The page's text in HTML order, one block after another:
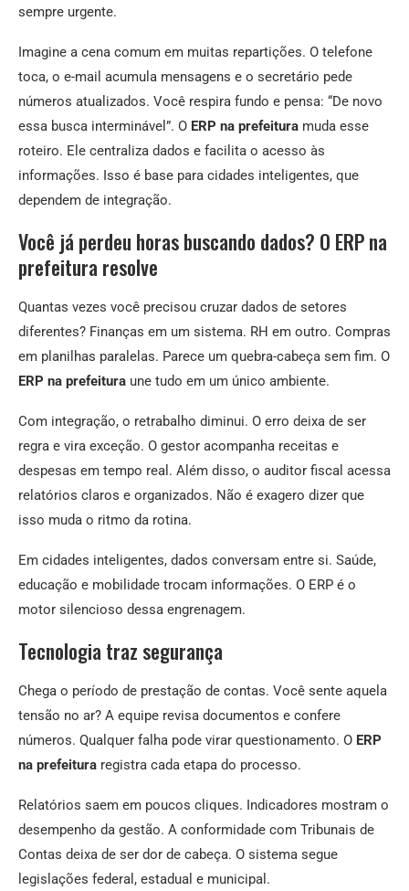
sempre urgente.
Imagine a cena comum em muitas repartições. O telefone
toca, o e-mail acumula mensagens e o secretário pede
números atualizados. Você respira fundo e pensa: “De novo
essa busca interminável”. O ERP na prefeitura muda esse
roteiro. Ele centraliza dados e facilita o acesso às
informações. Isso é base para cidades inteligentes, que
dependem de integração.
Você já perdeu horas buscando dados? O ERP na
prefeitura resolve
Quantas vezes você precisou cruzar dados de setores
diferentes? Finanças em um sistema. RH em outro. Compras
em planilhas paralelas. Parece um quebra-cabeça sem fim. O
ERP na prefeitura une tudo em um único ambiente.
Com integração, o retrabalho diminui. O erro deixa de ser
regra e vira exceção. O gestor acompanha receitas e
despesas em tempo real. Além disso, o auditor fiscal acessa
relatórios claros e organizados. Não é exagero dizer que
isso muda o ritmo da rotina.
Em cidades inteligentes, dados conversam entre si. Saúde,
educação e mobilidade trocam informações. O ERP é o
motor silencioso dessa engrenagem.
Tecnologia traz segurança
Chega o período de prestação de contas. Você sente aquela
tensão no ar? A equipe revisa documentos e confere
números. Qualquer falha pode virar questionamento. O ERP
na prefeitura registra cada etapa do processo.
Relatórios saem em poucos cliques. Indicadores mostram o
desempenho da gestão. A conformidade com Tribunais de
Contas deixa de ser dor de cabeça. O sistema segue
legislações federal, estadual e municipal.